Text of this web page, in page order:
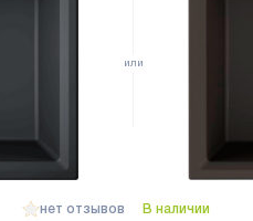
нет отзывов В наличии